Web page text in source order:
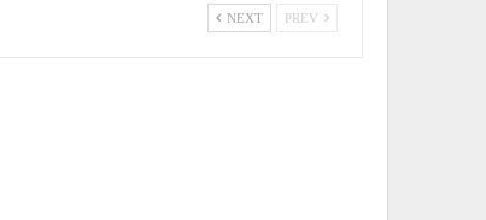
NEXT